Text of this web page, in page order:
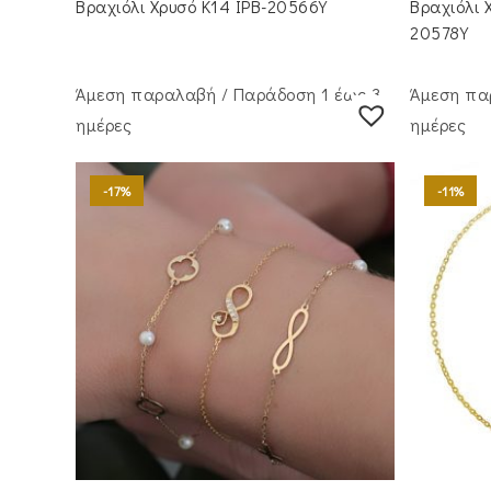
€300.00. είναι:
Βραχιόλι Χρυσό Κ14 IPB-20566Y
Βραχιόλι
20578Y
Άμεση παραλαβή / Παράδoση 1 έως 3
ημέρες
-17%
Άμεση
ημέρες
-11%